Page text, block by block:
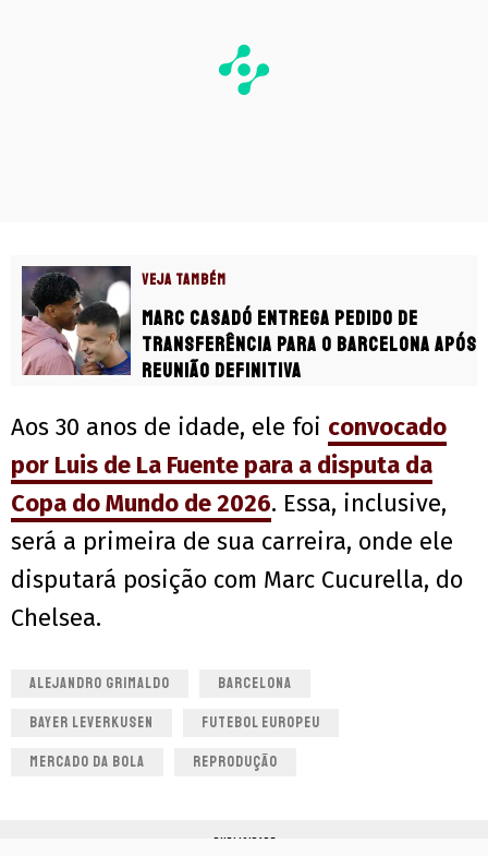
VEJA TAMBÉM
Marc Casadó entrega pedido de
transferência para o Barcelona após
reunião definitiva
Aos 30 anos de idade, ele foi convocado
por Luis de La Fuente para a disputa da
Copa do Mundo de 2026. Essa, inclusive,
será a primeira de sua carreira, onde ele
disputará posição com Marc Cucurella, do
Chelsea.
ALEJANDRO GRIMALDO BARCELONA
BAYER LEVERKUSEN FUTEBOL EUROPEU
MERCADO DA BOLA REPRODUÇÃO
PUBLICIDADE